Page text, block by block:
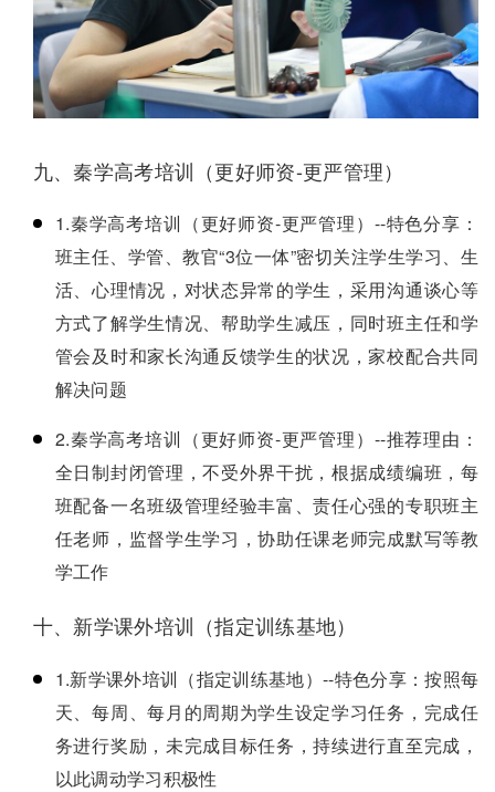
九、秦学高考培训（更好师资-更严管理）
1.秦学高考培训（更好师资-更严管理）--特色分享：
班主任、学管、教官“3位一体”密切关注学生学习、生
活、心理情况，对状态异常的学生，采用沟通谈心等
方式了解学生情况、帮助学生减压，同时班主任和学
管会及时和家长沟通反馈学生的状况，家校配合共同
解决问题
2.秦学高考培训（更好师资-更严管理）--推荐理由：
全日制封闭管理，不受外界干扰，根据成绩编班，每
班配备一名班级管理经验丰富、责任心强的专职班主
任老师，监督学生学习，协助任课老师完成默写等教
学工作
十、新学课外培训（指定训练基地）
1.新学课外培训（指定训练基地）--特色分享：按照每
天、每周、每月的周期为学生设定学习任务，完成任
务进行奖励，未完成目标任务，持续进行直至完成，
以此调动学习积极性